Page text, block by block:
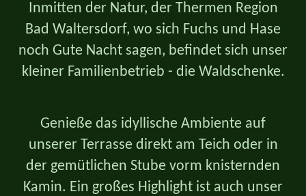
Inmitten der Natur, der Thermen Region
Bad Waltersdorf, wo sich Fuchs und Hase
noch Gute Nacht sagen, befindet sich unser
kleiner Familienbetrieb - die Waldschenke.
Genieße das idyllische Ambiente auf
unserer Terrasse direkt am Teich oder in
der gemütlichen Stube vorm knisternden
Kamin. Ein großes Highlight ist auch unser